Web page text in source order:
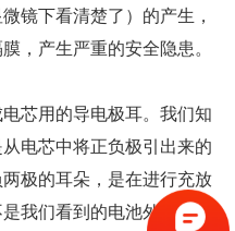
镜下看清楚了）的产生，
，产生严重的安全隐患。
芯用的导电极耳。我们知
电芯中将正负极引出来的
极的耳朵，是在进行充放
我们看到的电池外表的那